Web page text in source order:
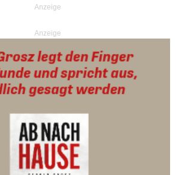
Anzeige